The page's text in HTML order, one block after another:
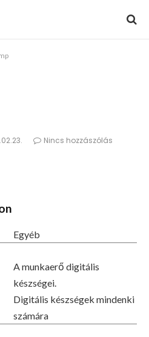
Nincs hozzászólás
Egyéb
A munkaerő digitális
készségei.
Digitális készségek mindenki
számára